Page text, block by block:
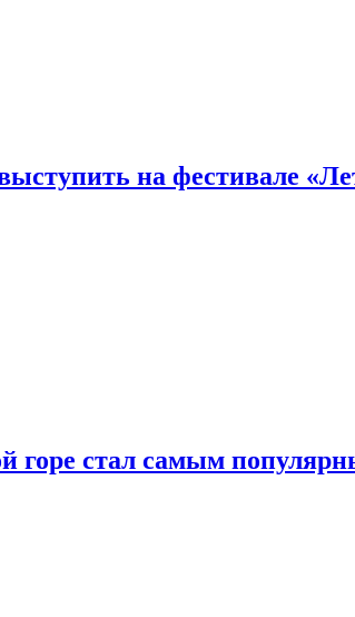
на фестивале
горе стал самым